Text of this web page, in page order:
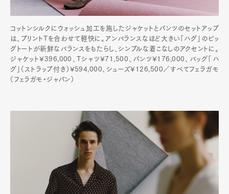
コットンシルクにウォッシュ加工を施したジャケットとパンツのセットアップ
は、プリントTを合わせて軽快に。アンバランスなほど大きい「ハグ」のビッ
グトートが新鮮なバランスをもたらし、シンプルな着こなしのアクセントに。
ジャケット¥396,000、Tシャツ¥71,500、パンツ¥176,000、バッグ「ハ
グ」（ストラップ付き）¥594,000、シューズ¥126,500／すべてフェラガモ
（フェラガモ・ジャパン）